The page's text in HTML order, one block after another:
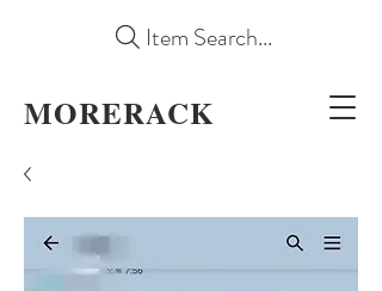
MORERACK
Item Search...